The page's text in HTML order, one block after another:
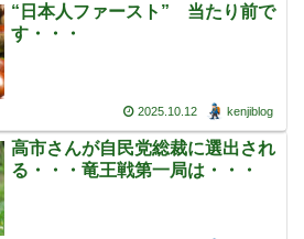
“日本人ファースト” 当たり前で
す・・・
2025.10.12 kenjiblog
高市さんが自民党総裁に選出され
る・・・竜王戦第一局は・・・